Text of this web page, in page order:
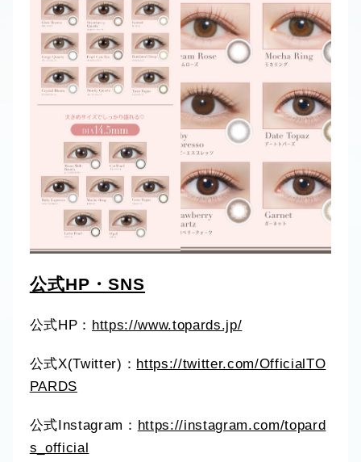
公式HP・SNS
公式HP： https://www.topards.jp/
公式X(Twitter)： https://twitter.com/OfficialTO
PARDS
公式Instagram： https://instagram.com/topard
s_official